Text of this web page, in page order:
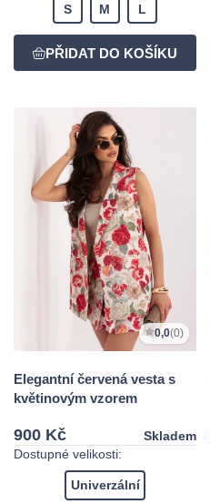
S M L
0,0(0)
Elegantní červená vesta s
květinovým vzorem
900 Kč
Skladem
Dostupné velikosti:
Univerzální